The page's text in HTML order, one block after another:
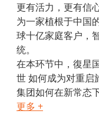
更有活力，更有信
为一家植根于中国
球十亿家庭客户，
统。
在本环节中，復星
世 如何成为对重启
集团如何在新常态
更多 +